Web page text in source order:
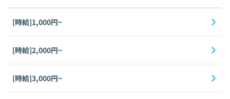
[時給]1,000円~
[時給]2,000円~
[時給]3,000円~